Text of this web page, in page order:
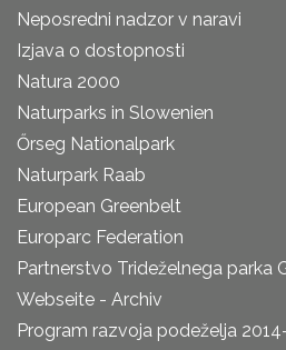
Neposredni nadzor v naravi
Izjava o dostopnosti
Natura 2000
Naturparks in Slowenien
Őrseg Nationalpark
Naturpark Raab
European Greenbelt
Europarc Federation
Partnerstvo Trideželnega parka
Webseite - Archiv
Program razvoja podeželja